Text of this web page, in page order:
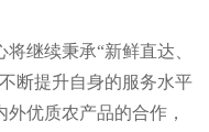
继续秉承“新鲜直达、
断提升自身的服务水平
优质农产品的合作，